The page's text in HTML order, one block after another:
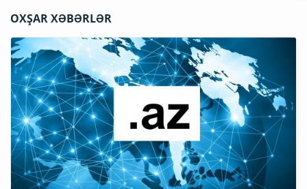
OXŞAR XƏBƏRLƏR